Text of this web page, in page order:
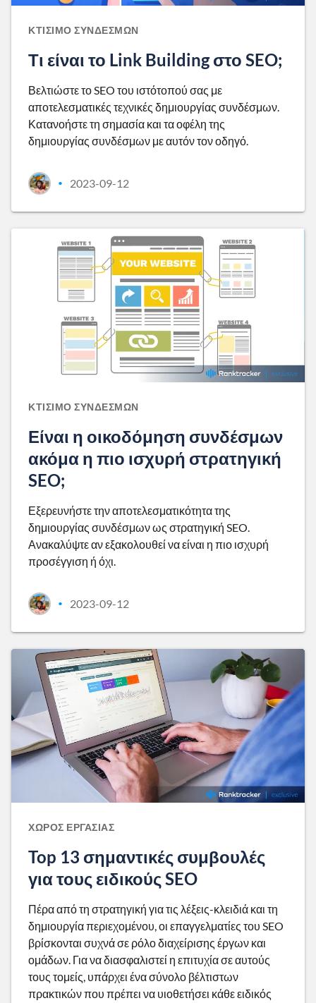
ΚΤΊΣΙΜΟ ΣΥΝΔΈΣΜΩΝ
Τι είναι το Link Building στο SEO;
Βελτιώστε το SEO του ιστότοπού σας με
αποτελεσματικές τεχνικές δημιουργίας συνδέσμων.
Κατανοήστε τη σημασία και τα οφέλη της
δημιουργίας συνδέσμων με αυτόν τον οδηγό.
• 2023-09-12
ΚΤΊΣΙΜΟ ΣΥΝΔΈΣΜΩΝ
Είναι η οικοδόμηση συνδέσμων
ακόμα η πιο ισχυρή στρατηγική
SEO;
Εξερευνήστε την αποτελεσματικότητα της
δημιουργίας συνδέσμων ως στρατηγική SEO.
Ανακαλύψτε αν εξακολουθεί να είναι η πιο ισχυρή
προσέγγιση ή όχι.
• 2023-09-12
ΧΏΡΟΣ ΕΡΓΑΣΊΑΣ
Top 13 σημαντικές συμβουλές
για τους ειδικούς SEO
Πέρα από τη στρατηγική για τις λέξεις-κλειδιά και τη
δημιουργία περιεχομένου, οι επαγγελματίες του SEO
βρίσκονται συχνά σε ρόλο διαχείρισης έργων και
ομάδων. Για να διασφαλιστεί η επιτυχία σε αυτούς
τους τομείς, υπάρχει ένα σύνολο βέλτιστων
πρακτικών που πρέπει να υιοθετήσει κάθε ειδικός